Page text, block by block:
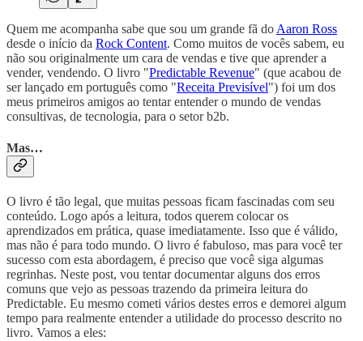
Quem me acompanha sabe que sou um grande fã do Aaron Ross
desde o início da Rock Content. Como muitos de vocês sabem, eu
não sou originalmente um cara de vendas e tive que aprender a
vender, vendendo. O livro "Predictable Revenue" (que acabou de
ser lançado em português como "Receita Previsível") foi um dos
meus primeiros amigos ao tentar entender o mundo de vendas
consultivas, de tecnologia, para o setor b2b.
Mas…
O livro é tão legal, que muitas pessoas ficam fascinadas com seu
conteúdo. Logo após a leitura, todos querem colocar os
aprendizados em prática, quase imediatamente. Isso que é válido,
mas não é para todo mundo. O livro é fabuloso, mas para você ter
sucesso com esta abordagem, é preciso que você siga algumas
regrinhas. Neste post, vou tentar documentar alguns dos erros
comuns que vejo as pessoas trazendo da primeira leitura do
Predictable. Eu mesmo cometi vários destes erros e demorei algum
tempo para realmente entender a utilidade do processo descrito no
livro. Vamos a eles: